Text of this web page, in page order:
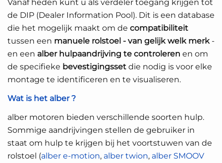
Vanaf heden kunt u als verdeler toegang krijgen tot
de DIP (Dealer Information Pool). Dit is een database
die het mogelijk maakt om de compatibiliteit
tussen een manuele rolstoel - van gelijk welk merk -
en een alber hulpaandrijving te controleren en om
de specifieke bevestigingsset die nodig is voor elke
montage te identificeren en te visualiseren.
Wat is het alber ?
alber motoren bieden verschillende soorten hulp.
Sommige aandrijvingen stellen de gebruiker in
staat om hulp te krijgen bij het voortstuwen van de
rolstoel (alber e-motion, alber twion, alber SMOOV